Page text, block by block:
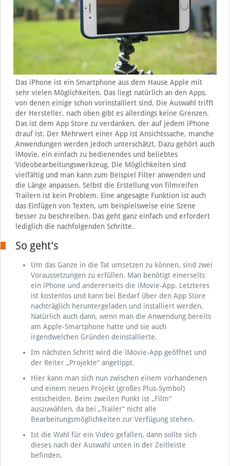
Das iPhone ist ein Smartphone aus dem Hause Apple mit
sehr vielen Möglichkeiten. Das liegt natürlich an den Apps,
von denen einige schon vorinstalliert sind. Die Auswahl trifft
der Hersteller, nach oben gibt es allerdings keine Grenzen.
Das ist dem App Store zu verdanken, der auf jedem iPhone
drauf ist. Der Mehrwert einer App ist Ansichtssache, manche
Anwendungen werden jedoch unterschätzt. Dazu gehört auch
iMovie, ein einfach zu bedienendes und beliebtes
Videobearbeitungswerkzeug. Die Möglichkeiten sind
vielfältig und man kann zum Beispiel Filter anwenden und
die Länge anpassen. Selbst die Erstellung von filmreifen
Trailern ist kein Problem. Eine angesagte Funktion ist auch
das Einfügen von Texten, um beispielsweise eine Szene
besser zu beschreiben. Das geht ganz einfach und erfordert
lediglich die nachfolgenden Schritte.
So geht’s
Um das Ganze in die Tat umsetzen zu können, sind zwei
Voraussetzungen zu erfüllen. Man benötigt einerseits
ein iPhone und andererseits die iMovie-App. Letzteres
ist kostenlos und kann bei Bedarf über den App Store
nachträglich heruntergeladen und installiert werden.
Natürlich auch dann, wenn man die Anwendung bereits
am Apple-Smartphone hatte und sie auch
irgendwelchen Gründen deinstallierte.
Im nächsten Schritt wird die iMovie-App geöffnet und
der Reiter „Projekte“ angetippt.
Hier kann man sich nun zwischen einem vorhandenen
und einem neuen Projekt (großes Plus-Symbol)
entscheiden. Beim zweiten Punkt ist „Film“
auszuwählen, da bei „Trailer“ nicht alle
Bearbeitungsmöglichkeiten zur Verfügung stehen.
Ist die Wahl für ein Video gefallen, dann sollte sich
dieses nach der Auswahl unten in der Zeitleiste
befinden.